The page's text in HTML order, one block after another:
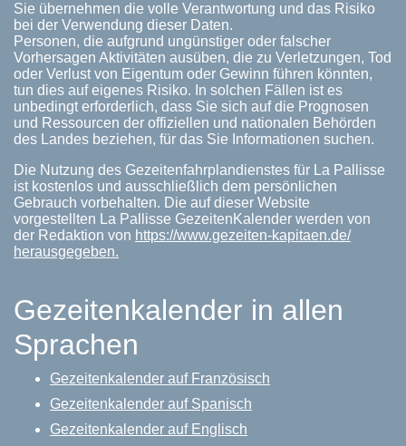
Sie übernehmen die volle Verantwortung und das Risiko
bei der Verwendung dieser Daten.
Personen, die aufgrund ungünstiger oder falscher
Vorhersagen Aktivitäten ausüben, die zu Verletzungen, Tod
oder Verlust von Eigentum oder Gewinn führen könnten,
tun dies auf eigenes Risiko. In solchen Fällen ist es
unbedingt erforderlich, dass Sie sich auf die Prognosen
und Ressourcen der offiziellen und nationalen Behörden
des Landes beziehen, für das Sie Informationen suchen.
Die Nutzung des Gezeitenfahrplandienstes für La Pallisse
ist kostenlos und ausschließlich dem persönlichen
Gebrauch vorbehalten. Die auf dieser Website
vorgestellten La Pallisse GezeitenKalender werden von
der Redaktion von https://www.gezeiten-kapitaen.de/
herausgegeben.
Gezeitenkalender in allen
Sprachen
Gezeitenkalender auf Französisch
Gezeitenkalender auf Spanisch
Gezeitenkalender auf Englisch